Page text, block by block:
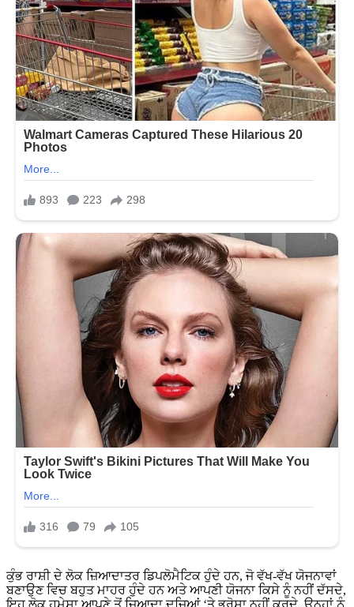
ਕੁੰਭ ਰਾਸ਼ੀ ਦੇ ਲੋਕ ਜ਼ਿਆਦਾਤਰ ਡਿਪਲੋਮੈਟਿਕ ਹੁੰਦੇ ਹਨ, ਜੋ ਵੱਖ-ਵੱਖ ਯੋਜਨਾਵਾਂ
ਬਣਾਉਣ ਵਿਚ ਬਹੁਤ ਮਾਹਰ ਹੁੰਦੇ ਹਨ ਅਤੇ ਆਪਣੀ ਯੋਜਨਾ ਕਿਸੇ ਨੂੰ ਨਹੀਂ ਦੱਸਦੇ,
ਇਹ ਲੋਕ ਹਮੇਸ਼ਾ ਆਪਣੇ ਤੋਂ ਜ਼ਿਆਦਾ ਦੂਜਿਆਂ ‘ਤੇ ਭਰੋਸਾ ਨਹੀਂ ਕਰਦੇ, ਉਨ੍ਹਾਂ ਨੂੰ